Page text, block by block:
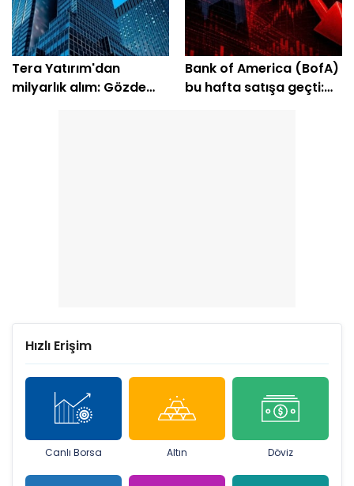
Tera Yatırım'dan
milyarlık alım: Gözde
Bank of America (BofA)
bu hafta satışa geçti:
Hızlı Erişim
Canlı Borsa Altın Döviz